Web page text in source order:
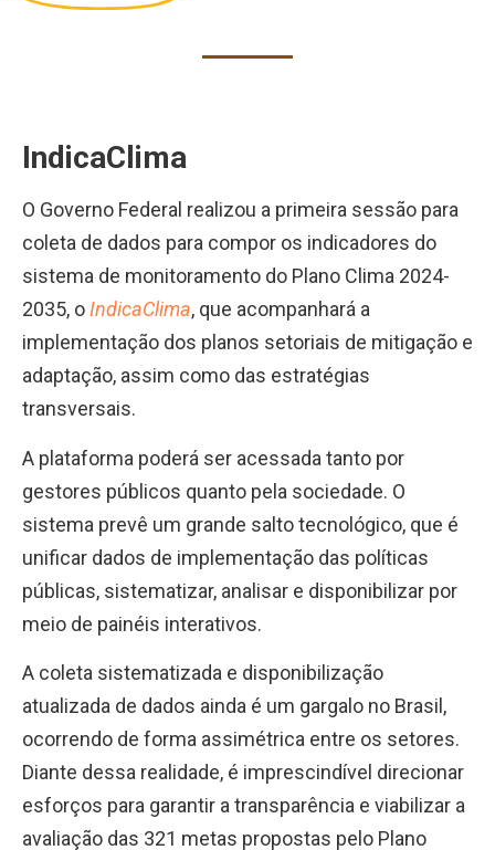
IndicaClima
O Governo Federal realizou a primeira sessão para
coleta de dados para compor os indicadores do
sistema de monitoramento do Plano Clima 2024-
2035, oIndicaClima, que acompanhará a
implementação dos planos setoriais de mitigação e
adaptação, assim como das estratégias
transversais.
A plataforma poderá ser acessada tanto por
gestores públicos quanto pela sociedade. O
sistema prevê um grande salto tecnológico, que é
unificar dados de implementação das políticas
públicas, sistematizar, analisar e disponibilizar por
meio de painéis interativos.
A coleta sistematizada e disponibilização
atualizada de dados ainda é um gargalo no Brasil,
ocorrendo de forma assimétrica entre os setores.
Diante dessa realidade, é imprescindível direcionar
esforços para garantir a transparência e viabilizar a
avaliação das 321 metas propostas pelo Plano